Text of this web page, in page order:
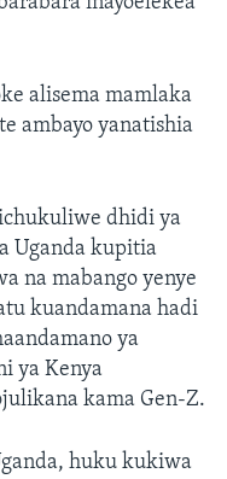
alisema mamlaka
ambayo yanatishia
dhidi ya
Uganda kupitia
na mabango yenye
kuandamana hadi
ya
ya Kenya
kama Gen-Z.
huku kukiwa